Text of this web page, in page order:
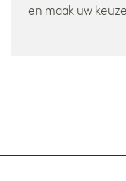
en maak uw